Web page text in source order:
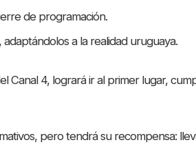
de programación.
a la realidad uruguaya.
Canal 4, logrará ir al primer lugar,
pero tendrá su recompensa: